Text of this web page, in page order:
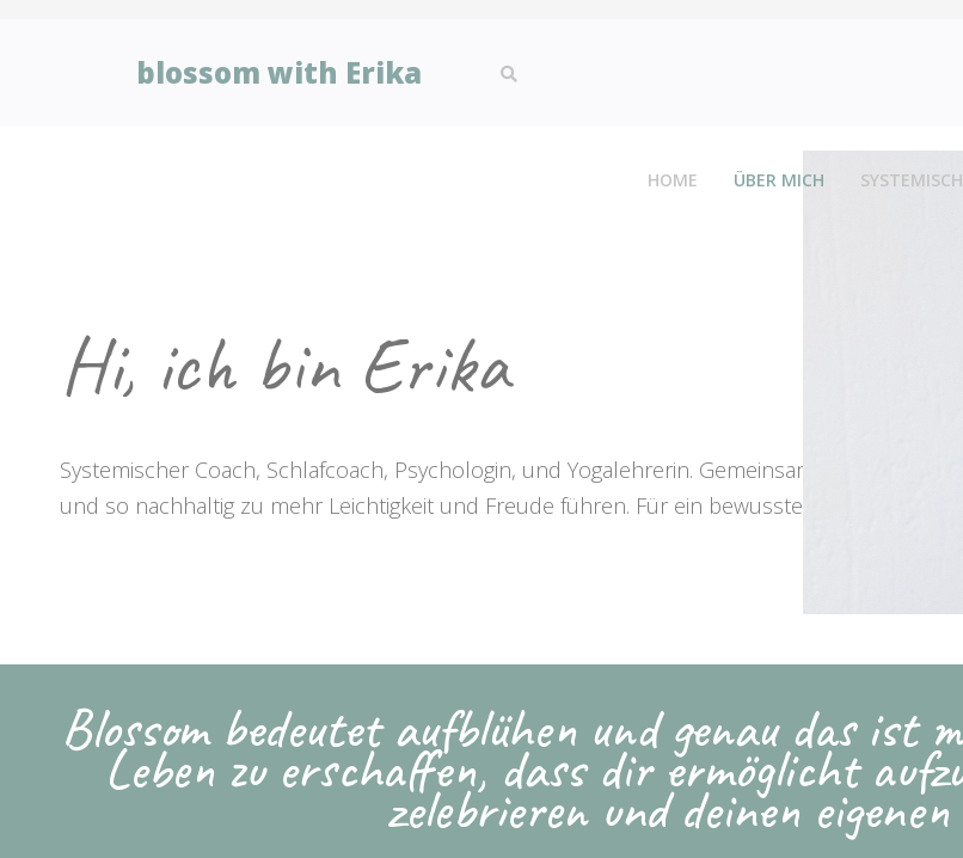
blossom with Erika
HOME ÜBER MICH
Hi, ich bin Erika
Systemischer Coach, Schlafcoach, Psychologin, und Yogalehrerin. Gemeinsam mit dir
und so nachhaltig zu mehr Leichtigkeit und Freude führen. Für ein bewusstes,
Blossom bedeutet aufblühen und genau das ist
Leben zu erschaffen, dass dir ermöglicht
zelebrieren und deinen eigenen